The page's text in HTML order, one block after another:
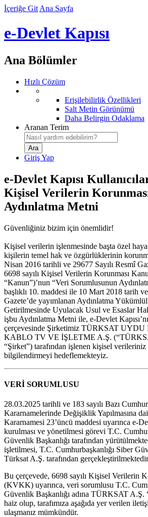
İçeriğe Git Ana Sayfa
e-Devlet Kapısı
Ana Bölümler
Hızlı Çözüm
Erişilebilirlik Özellikleri
Salt Metin Görünümü
Daha Belirgin Odaklama
Aranan Terim
Giriş Yap
e-Devlet Kapısı
Kişisel Verilerin
Aydınlatma Metni
Güvenliğiniz bizim için önemlidir!
Kişisel verilerin işlenmesinde başta özel
kişilerin temel hak ve özgürlüklerinin
Nisan 2016 tarihli ve 29677 Sayılı Resmî
6698 sayılı Kişisel Verilerin Korunması
“Kanun”)’nun “Veri Sorumlusunun
başlıklı 10. maddesi ile 10 Mart 2018 tarih
Gazete’de yayımlanan Aydınlatma
Getirilmesinde Uyulacak Usul ve Esaslar
işbu Aydınlatma Metni ile, e-Devlet
çerçevesinde Şirketimiz TÜRKSAT
KABLO TV VE İŞLETME A.Ş.
“Şirket”) tarafından işlenen kişisel verileriniz
bilgilendirmeyi hedeflemekteyiz.
VERİ SORUMLUSU
28.03.2025 tarihli ve 183 sayılı Bazı
Kararnamelerinde Değişiklik Yapılmasına
Kararnamesi 23’üncü maddesi uyarınca e-
kurulması ve yönetilmesi görevi T.C.
Güvenlik Başkanlığı tarafından
işletilmesi, T.C. Cumhurbaşkanlığı Siber
Türksat A.Ş. tarafından
Bu çerçevede, 6698 sayılı Kişisel Verilerin
(KVKK) uyarınca, veri sorumlusu T.C.
Güvenlik Başkanlığı adına TÜRKSAT A.Ş.
haiz olup, tarafımıza aşağıda yer verilen
ulaşmanız mümkündür.